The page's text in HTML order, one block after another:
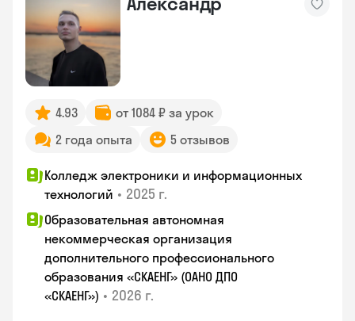
4.93
от 1084 ₽ за урок
2 года опыта
5 отзывов
Колледж электроники и информационных
технологий • 2025 г.
Образовательная автономная
некоммерческая организация
дополнительного профессионального
образования «СКАЕНГ» (ОАНО ДПО
«СКАЕНГ») • 2026 г.